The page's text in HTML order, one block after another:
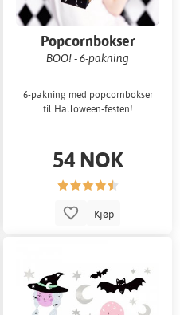
Popcornbokser
BOO! - 6-pakning
6-pakning med popcornbokser
til Halloween-festen!
54 NOK
Kjøp